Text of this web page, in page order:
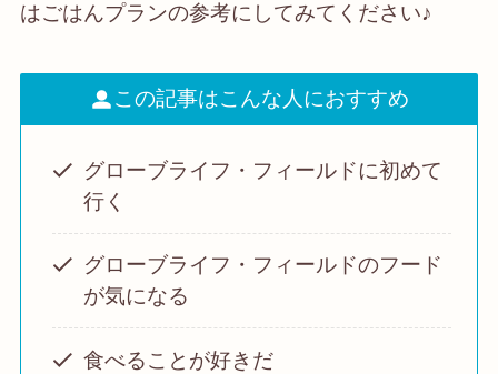
はごはんプランの参考にしてみてください♪
この記事はこんな人におすすめ
グローブライフ・フィールドに初めて
行く
グローブライフ・フィールドのフード
が気になる
食べることが好きだ